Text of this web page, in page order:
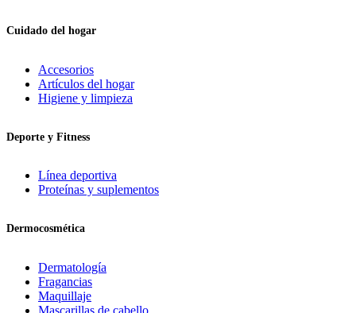
Cuidado del hogar
Accesorios
Artículos del hogar
Higiene y limpieza
Deporte y Fitness
Línea deportiva
Proteínas y suplementos
Dermocosmética
Dermatología
Fragancias
Maquillaje
Mascarillas de cabello